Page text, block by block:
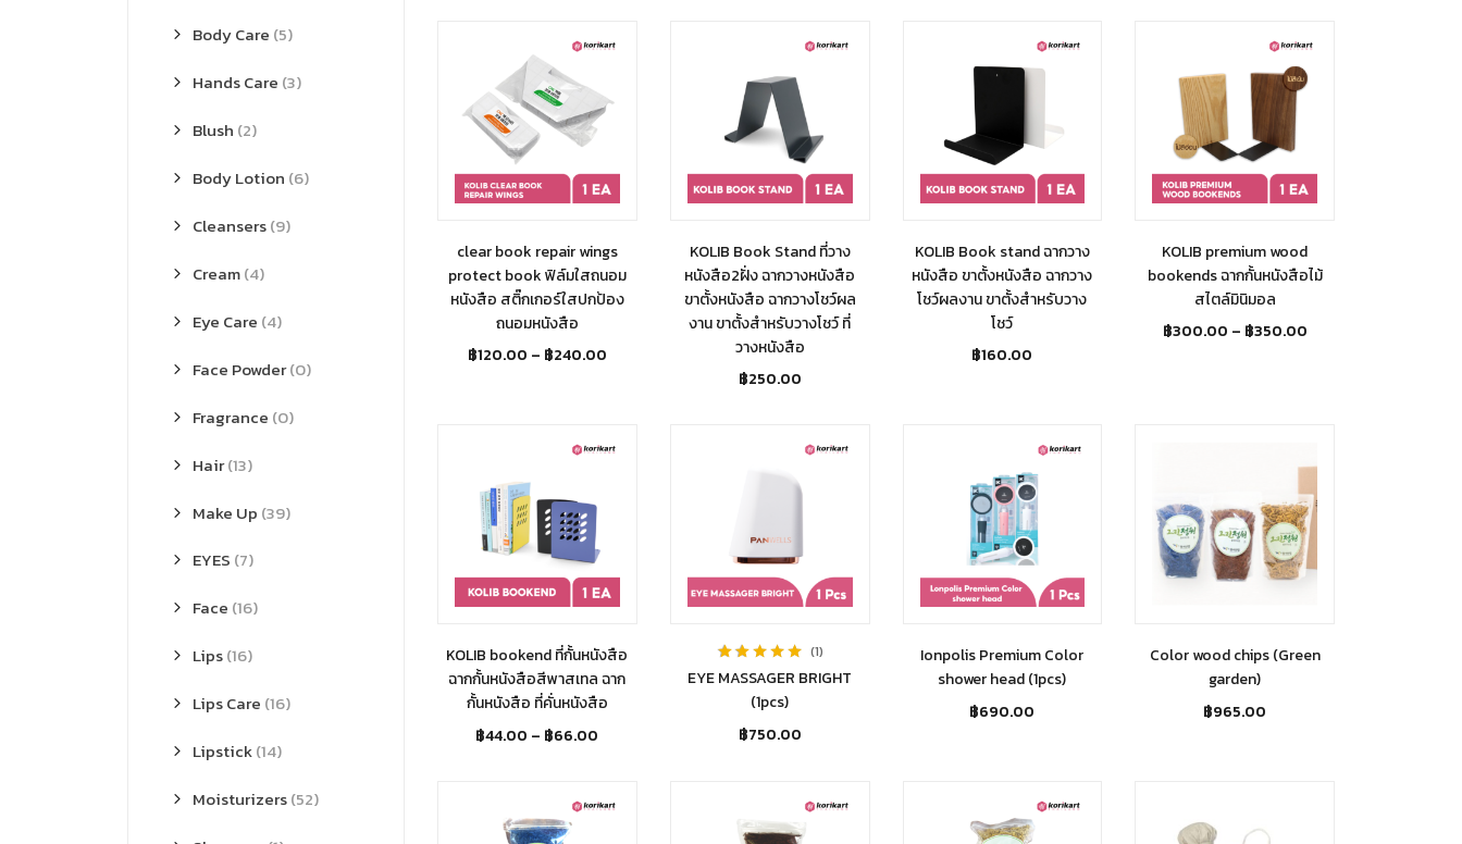
Body Care (5)
Hands Care (3)
Blush (2)
Body Lotion (6)
Cleansers(9)
Cream(4)
Eye Care (4)
Face Powder(0)
Fragrance (0)
Hair(13)
Make Up (39)
EYES (7)
Face (16)
Lips(16)
Lips Care (16)
Lipstick(14)
Moisturizers(52)
clear book repair wings
protect book ฟิล์มใสถนอม
หนังสือ สติ๊กเกอร์ใสปกป้อง
ถนอมหนังสือ
฿120.00 – ฿240.00
KOLIB Book Stand ที่วาง
หนังสือ2ฝั่ง ฉากวางหนังสือ
ขาตั้งหนังสือ ฉากวางโชว์ผล
งาน ขาตั้งสำหรับวางโชว์ ที่
วางหนังสือ
฿250.00
KOLIB Book stand ฉากวาง
หนังสือ ขาตั้งหนังสือ ฉากวาง
โชว์ผลงาน ขาตั้งสำหรับวาง
โชว์
฿160.00
KOLIB premium wood
bookends ฉากกั้นหนังสือไม้
สไตล์มินิมอล
฿300.00 – ฿350.00
KOLIB bookend ที่กั้นหนังสือ
ฉากกั้นหนังสือสีพาสเทล ฉาก
กั้นหนังสือ ที่คั่นหนังสือ
฿44.00 – ฿66.00
Rated5.00out
of 5
1
EYE MASSAGER BRIGHT
(1pcs)
฿750.00
Ionpolis Premium Color
shower head (1pcs)
฿690.00
Color wood chips (Green
garden)
฿965.00